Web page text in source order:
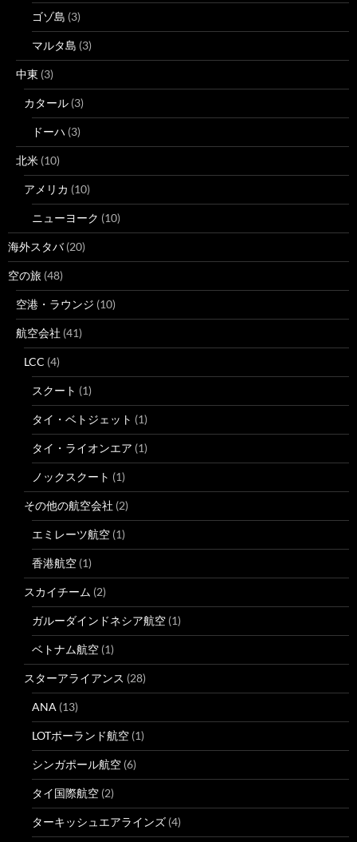
ゴゾ島 (3)
マルタ島 (3)
中東 (3)
カタール (3)
ドーハ (3)
北米 (10)
アメリカ (10)
ニューヨーク (10)
海外スタバ(20)
空の旅 (48)
空港・ラウンジ (10)
航空会社 (41)
LCC (4)
スクート (1)
タイ・ベトジェット (1)
タイ・ライオンエア (1)
ノックスクート (1)
その他の航空会社 (2)
エミレーツ航空 (1)
香港航空 (1)
スカイチーム (2)
ガルーダインドネシア航空 (1)
ベトナム航空 (1)
スターアライアンス (28)
ANA (13)
LOTポーランド航空 (1)
シンガポール航空 (6)
タイ国際航空 (2)
ターキッシュエアラインズ (4)